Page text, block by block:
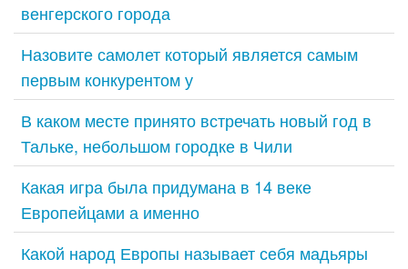
венгерского города
Назовите самолет который является самым
первым конкурентом у
В каком месте принято встречать новый год в
Тальке, небольшом городке в Чили
Какая игра была придумана в 14 веке
Европейцами а именно
Какой народ Европы называет себя мадьяры